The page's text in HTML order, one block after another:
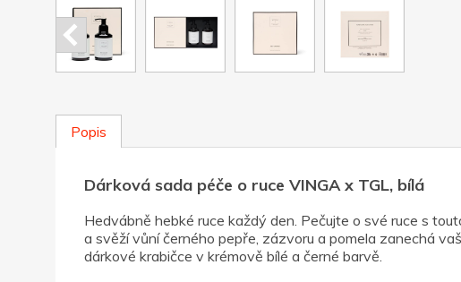
Popis
Dárková sada péče o ruce VINGA x TGL, bílá
Hedvábně hebké ruce každý den. Pečujte o své ruce s
a svěží vůní černého pepře, zázvoru a pomela zanechá
dárkové krabičce v krémově bílé a černé barvě.